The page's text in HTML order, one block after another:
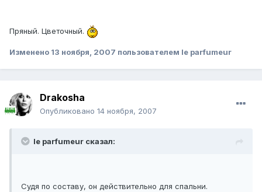
Пряный. Цветочный.
Изменено 13 ноября, 2007 пользователем le parfumeur
Drakosha
Опубликовано 14 ноября, 2007
le parfumeur сказал:
Судя по составу, он действительно для спальни.